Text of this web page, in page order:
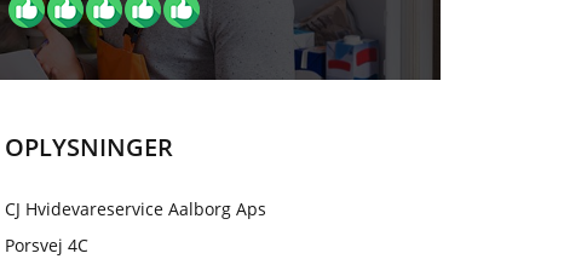
OPLYSNINGER
CJ Hvidevareservice Aalborg Aps
Porsvej 4C